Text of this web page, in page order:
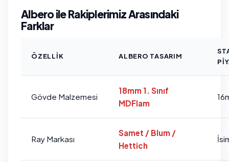
Albero ile Rakiplerimiz Arasındaki
Farklar
ÖZELLIK ALBERO TASARIM
Gövde Malzemesi
18mm 1. Sınıf
MDFlam
Ray Markası
Samet / Blum /
Hettich